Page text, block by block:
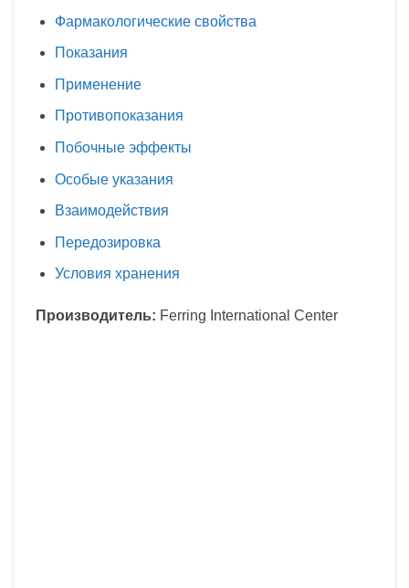
Фармакологические свойства
Показания
Применение
Противопоказания
Побочные эффекты
Особые указания
Взаимодействия
Передозировка
Условия хранения
Производитель: Ferring International Center